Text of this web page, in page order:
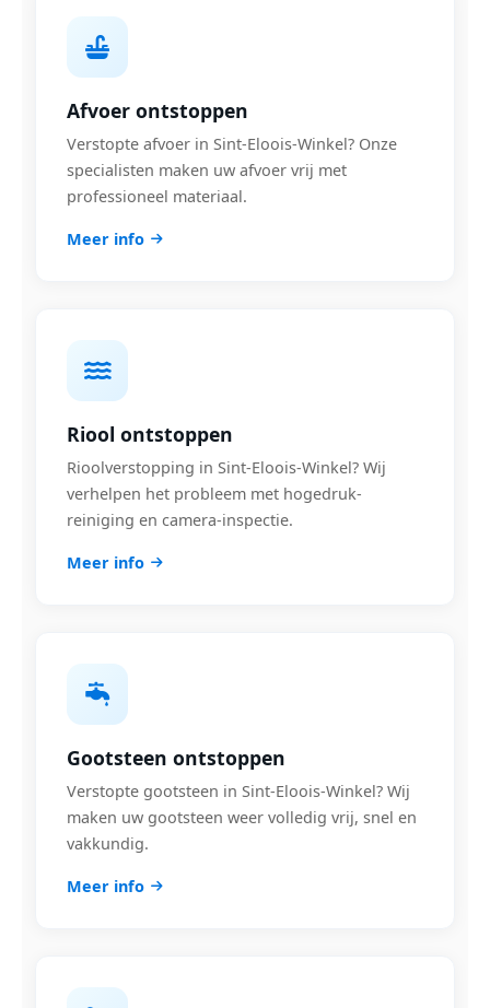
Afvoer ontstoppen
Verstopte afvoer in Sint-Eloois-Winkel? Onze
specialisten maken uw afvoer vrij met
professioneel materiaal.
Meer info
Riool ontstoppen
Rioolverstopping in Sint-Eloois-Winkel? Wij
verhelpen het probleem met hogedruk-
reiniging en camera-inspectie.
Meer info
Gootsteen ontstoppen
Verstopte gootsteen in Sint-Eloois-Winkel? Wij
maken uw gootsteen weer volledig vrij, snel en
vakkundig.
Meer info